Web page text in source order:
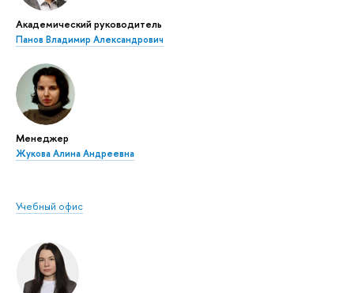
Академический руководитель
Панов Владимир Александрович
Менеджер
Жукова Алина Андреевна
Учебный офис